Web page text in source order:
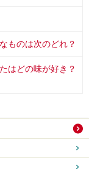
ものは次のどれ？
はどの味が好き？